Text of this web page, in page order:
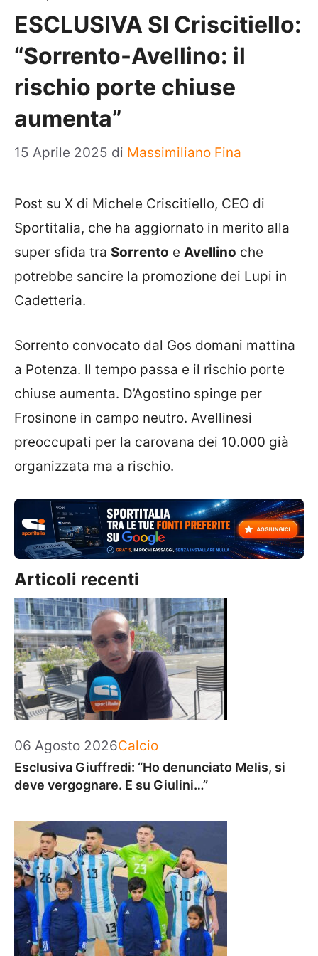
ESCLUSIVA SI Criscitiello:
“Sorrento-Avellino: il
rischio porte chiuse
aumenta”
15 Aprile 2025 di Massimiliano Fina
Post su X di Michele Criscitiello, CEO di
Sportitalia, che ha aggiornato in merito alla
super sfida tra Sorrento e Avellino che
potrebbe sancire la promozione dei Lupi in
Cadetteria.
Sorrento convocato dal Gos domani mattina
a Potenza. Il tempo passa e il rischio porte
chiuse aumenta. D’Agostino spinge per
Frosinone in campo neutro. Avellinesi
preoccupati per la carovana dei 10.000 già
organizzata ma a rischio.
Articoli recenti
06 Agosto 2026Categorie
Calcio
Esclusiva Giuffredi: “Ho denunciato Melis, si
deve vergognare. E su Giulini…”